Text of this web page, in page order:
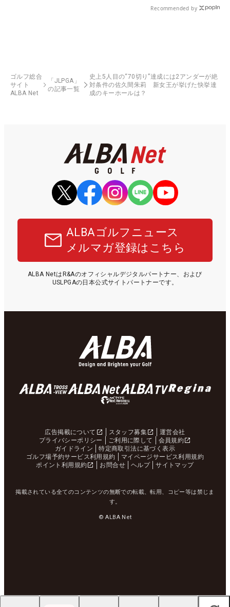
Recommended by
ゴルフ総合
サイト
ALBA Net
「JLPGA」
の記事一覧
史上5人目の“70切り”達成には2アンダーが絶
対条件の佐久間朱莉 新女王が挙げた快挙達
成のキーホールは？
ALBAゴルフニュース
メルマガ登録はこちら
ALBA NetはR&Aのオフィシャルデジタルパートナー、および
USLPGAの日本公式サイトパートナーです。
広告掲載について スタッフ募集
運営会社
プライバシーポリシー
ご利用に際して
会員規約
ガイドライン
特定商取引法に基づく表示
ゴルフ場予約サービス利用規約
マイページサービス利用規約
ポイント利用規約
お問合せ ヘルプ サイトマップ
掲載されている全てのコンテンツの無断での転載、転用、コピー等は禁じま
す。
© ALBA Net